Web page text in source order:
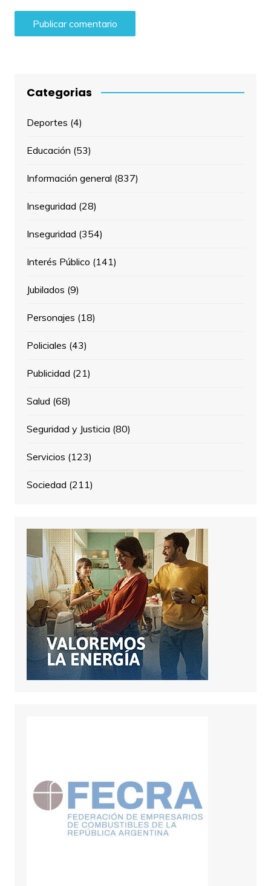
Categorias
Deportes (4)
Educación (53)
Información general (837)
Inseguridad (28)
Inseguridad (354)
Interés Público (141)
Jubilados (9)
Personajes (18)
Policiales (43)
Publicidad (21)
Salud (68)
Seguridad y Justicia (80)
Servicios (123)
Sociedad (211)